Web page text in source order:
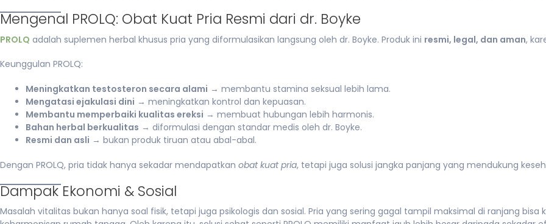
Mengenal PROLQ: Obat Kuat Pria Resmi dari dr. Boyke
PROLQ adalah suplemen herbal khusus pria yang diformulasikan langsung oleh dr. Boyke. Produk ini resmi, legal, dan aman,
Keunggulan PROLQ:
Meningkatkan testosteron secara alami → membantu stamina seksual lebih lama.
Mengatasi ejakulasi dini → meningkatkan kontrol dan kepuasan.
Membantu memperbaiki kualitas ereksi → membuat hubungan lebih harmonis.
Bahan herbal berkualitas → diformulasi dengan standar medis oleh dr. Boyke.
Resmi dan asli → bukan produk tiruan atau abal-abal.
Dengan PROLQ, pria tidak hanya sekadar mendapatkan obat kuat pria, tetapi juga solusi jangka panjang yang mendukung
Dampak Ekonomi & Sosial
Masalah vitalitas bukan hanya soal fisik, tetapi juga psikologis dan sosial. Pria yang sering gagal tampil maksimal di ranjang